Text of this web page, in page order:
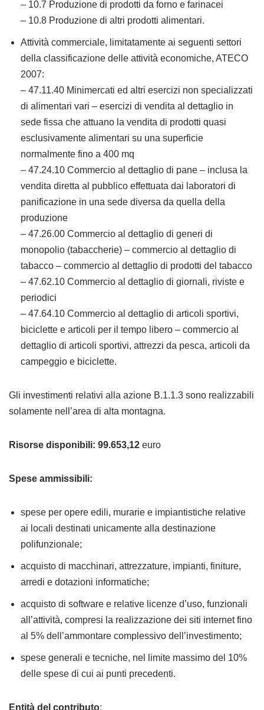
– 10.7 Produzione di prodotti da forno e farinacei
– 10.8 Produzione di altri prodotti alimentari.
Attività commerciale, limitatamente ai seguenti settori
della classificazione delle attività economiche, ATECO
2007:
– 47.11.40 Minimercati ed altri esercizi non specializzati
di alimentari vari – esercizi di vendita al dettaglio in
sede fissa che attuano la vendita di prodotti quasi
esclusivamente alimentari su una superficie
normalmente fino a 400 mq
– 47.24.10 Commercio al dettaglio di pane – inclusa la
vendita diretta al pubblico effettuata dai laboratori di
panificazione in una sede diversa da quella della
produzione
– 47.26.00 Commercio al dettaglio di generi di
monopolio (tabaccherie) – commercio al dettaglio di
tabacco – commercio al dettaglio di prodotti del tabacco
– 47.62.10 Commercio al dettaglio di giornali, riviste e
periodici
– 47.64.10 Commercio al dettaglio di articoli sportivi,
biciclette e articoli per il tempo libero – commercio al
dettaglio di articoli sportivi, attrezzi da pesca, articoli da
campeggio e biciclette.
Gli investimenti relativi alla azione B.1.1.3 sono realizzabili
solamente nell’area di alta montagna.
Risorse disponibili: 99.653,12 euro
Spese ammissibili:
spese per opere edili, murarie e impiantistiche relative
ai locali destinati unicamente alla destinazione
polifunzionale;
acquisto di macchinari, attrezzature, impianti, finiture,
arredi e dotazioni informatiche;
acquisto di software e relative licenze d’uso, funzionali
all’attività, compresi la realizzazione dei siti internet fino
al 5% dell’ammontare complessivo dell’investimento;
spese generali e tecniche, nel limite massimo del 10%
delle spese di cui ai punti precedenti.
Entità del contributo: